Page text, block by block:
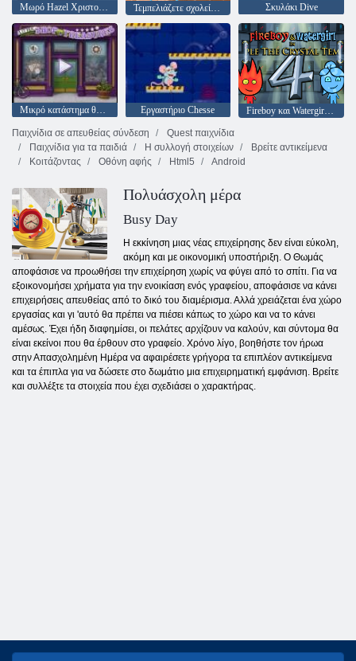
Μωρό Hazel Χριστούγεννα Έκπληξη Τεμπελιάζετε σχολείο παιχνίδι Σκυλάκι Dive
Εργαστήριο Chesse
Fireboy και Watergirl 4: Crystal Temple
Παιχνίδια σε απευθείας σύνδεση
Quest παιχνίδια
Παιχνίδια για τα παιδιά
Η συλλογή στοιχείων
Βρείτε αντικείμενα
Κοιτάζοντας
Οθόνη αφής Html5 Android
Πολυάσχολη μέρα
Busy Day
Η εκκίνηση μιας νέας επιχείρησης δεν είναι εύκολη,
ακόμη και με οικονομική υποστήριξη. Ο Θωμάς
αποφάσισε να προωθήσει την επιχείρηση χωρίς να φύγει από το σπίτι. Για να
εξοικονομήσει χρήματα για την ενοικίαση ενός γραφείου, αποφάσισε να κάνει
επιχειρήσεις απευθείας από το δικό του διαμέρισμα. Αλλά χρειάζεται ένα χώρο
εργασίας και γι 'αυτό θα πρέπει να πιέσει κάπως το χώρο και να το κάνει
αμέσως. Έχει ήδη διαφημίσει, οι πελάτες αρχίζουν να καλούν, και σύντομα θα
είναι εκείνοι που θα έρθουν στο γραφείο. Χρόνο λίγο, βοηθήστε τον ήρωα
στην Απασχολημένη Ημέρα να αφαιρέσετε γρήγορα τα επιπλέον αντικείμενα
και τα έπιπλα για να δώσετε στο δωμάτιο μια επιχειρηματική εμφάνιση. Βρείτε
και συλλέξτε τα στοιχεία που έχει σχεδιάσει ο χαρακτήρας.